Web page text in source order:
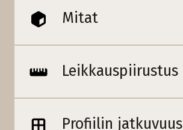
Mitat
Leikkauspiirustus
Profiilin jatkuvuus